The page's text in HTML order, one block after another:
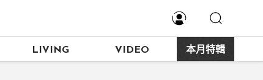
LIVING VIDEO 本月特輯